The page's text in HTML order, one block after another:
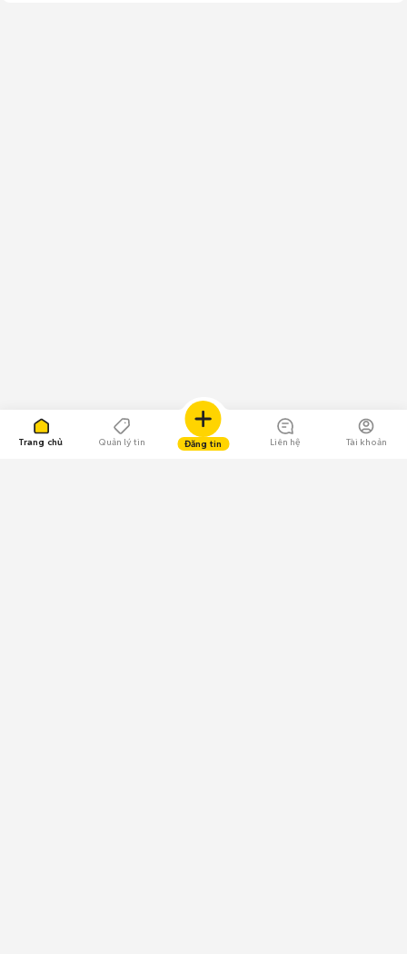
Trang chủ Quản lý tin Đăng tin Liên hệ Tài khoản